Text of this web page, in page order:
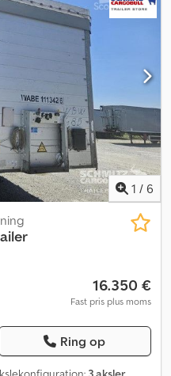
R22.5, certifikat DIN EN
1. aksel: , 2. aksel: , 3. aksel:
løfteaksel foran, elektronisk
skydetag,
2x7-polet, antispray,
Vores komplette
du finansiering? Med
vi dig individuelle
og telematikydelser. Vi
Apnjha
1 / 6
16.350 €
Fast pris plus moms
Ring op